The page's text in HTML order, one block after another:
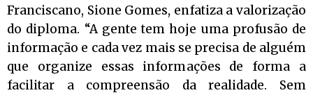
Franciscano, Sione Gomes, enfatiza a valorização
do diploma. “A gente tem hoje uma profusão de
informação e cada vez mais se precisa de alguém
que organize essas informações de forma a
facilitar a compreensão da realidade. Sem